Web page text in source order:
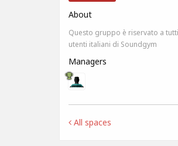
About
Questo gruppo è riservato a
utenti italiani di Soundgym
Managers
All spaces